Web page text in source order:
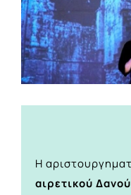
Η
αιρετικού